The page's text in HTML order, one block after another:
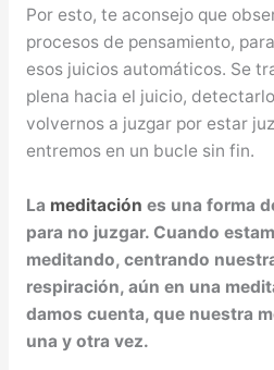
Por esto, te aconsejo que
procesos de pensamiento,
esos juicios automáticos. Se
plena hacia el juicio,
volvernos a juzgar por estar
entremos en un bucle sin fin.
La meditación es una forma
para no juzgar. Cuando
meditando, centrando
respiración, aún en una
damos cuenta, que nuestra
una y otra vez.